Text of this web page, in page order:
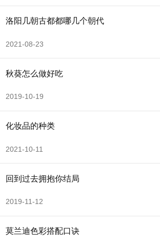
洛阳几朝古都都哪几个朝代
2021-08-23
秋葵怎么做好吃
2019-10-19
化妆品的种类
2021-10-11
回到过去拥抱你结局
2019-11-12
莫兰迪色彩搭配口诀